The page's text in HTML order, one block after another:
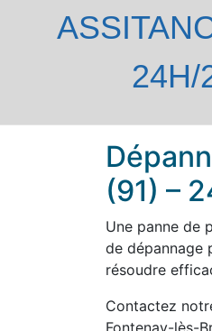
24H/
(91) –
Une panne de
de dépannage
résoudre
Contactez
Fontenay-lès-